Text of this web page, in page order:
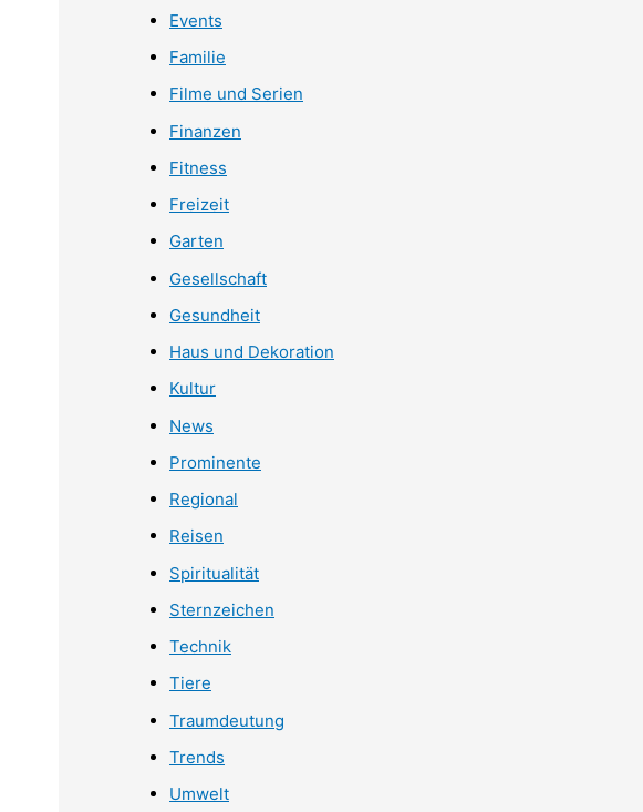
Events
Familie
Filme und Serien
Finanzen
Fitness
Freizeit
Garten
Gesellschaft
Gesundheit
Haus und Dekoration
Kultur
News
Prominente
Regional
Reisen
Spiritualität
Sternzeichen
Technik
Tiere
Traumdeutung
Trends
Umwelt